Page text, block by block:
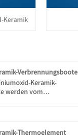
Keramik
Verbrennungsboote
Keramik-
werden vom
Preis sind.
Thermoelement